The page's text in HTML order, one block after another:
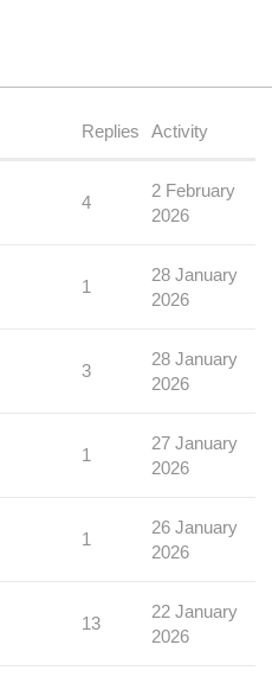
Replies Activity
4
2 February
2026
1
28 January
2026
3
28 January
2026
1
27 January
2026
1
26 January
2026
13
22 January
2026